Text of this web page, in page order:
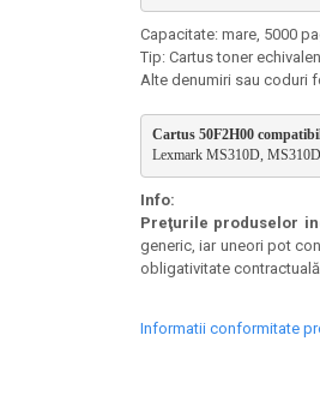
Capacitate: mare, 5000
Tip: Cartus toner
Alte denumiri sau coduri
Cartus 50F2H00
Lexmark MS310D,
Info:
Preţurile produselor
generic, iar uneori pot
obligativitate contractuală.
Informatii conformitate